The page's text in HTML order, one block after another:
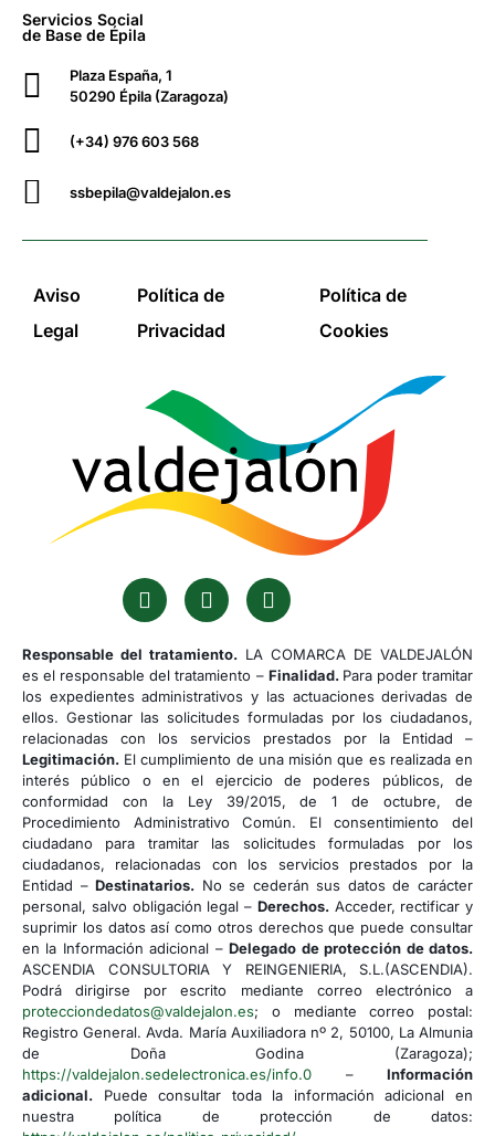
Servicios Social
de Base de Épila
Plaza España, 1
50290 Épila (Zaragoza)
(+34) 976 603 568
ssbepila@valdejalon.es
Aviso
Legal
Política de
Privacidad
Política de
Cookies
Responsable del tratamiento. LA COMARCA DE VALDEJALÓN
es el responsable del tratamiento – Finalidad. Para poder tramitar
los expedientes administrativos y las actuaciones derivadas de
ellos. Gestionar las solicitudes formuladas por los ciudadanos,
relacionadas con los servicios prestados por la Entidad –
Legitimación. El cumplimiento de una misión que es realizada en
interés público o en el ejercicio de poderes públicos, de
conformidad con la Ley 39/2015, de 1 de octubre, de
Procedimiento Administrativo Común. El consentimiento del
ciudadano para tramitar las solicitudes formuladas por los
ciudadanos, relacionadas con los servicios prestados por la
Entidad –Destinatarios. No se cederán sus datos de carácter
personal, salvo obligación legal – Derechos.Acceder, rectificar y
suprimir los datos así como otros derechos que puede consultar
en la Información adicional –Delegado de protección de datos.
ASCENDIA CONSULTORIA Y REINGENIERIA, S.L.(ASCENDIA).
Podrá dirigirse por escrito mediante correo electrónico a
protecciondedatos@valdejalon.es; o mediante correo postal:
Registro General. Avda. María Auxiliadora nº 2, 50100, La Almunia
de Doña Godina (Zaragoza);
https://valdejalon.sedelectronica.es/info.0 – Información
adicional. Puede consultar toda la información adicional en
nuestra política de protección de datos: